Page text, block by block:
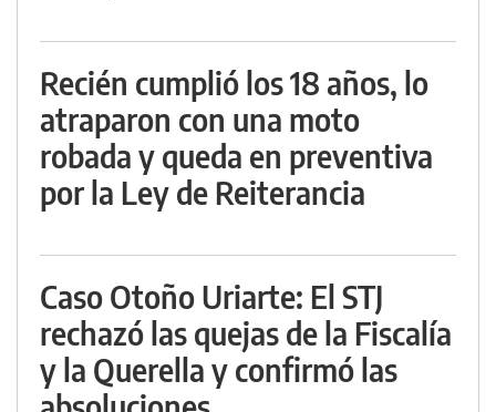
Recién cumplió los 18 años, lo
atraparon con una moto
robada y queda en preventiva
por la Ley de Reiterancia
Caso Otoño Uriarte: El STJ
rechazó las quejas de la Fiscalía
y la Querella y confirmó las